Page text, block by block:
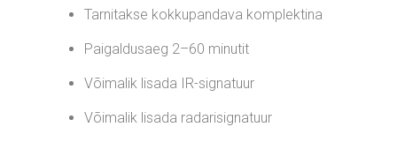
Tarnitakse kokkupandava komplektina
Paigaldusaeg 2–60 minutit
Võimalik lisada IR-signatuur
Võimalik lisada radarisignatuur